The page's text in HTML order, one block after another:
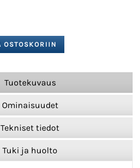
Tuotekuvaus
Ominaisuudet
Tekniset tiedot
Tuki ja huolto